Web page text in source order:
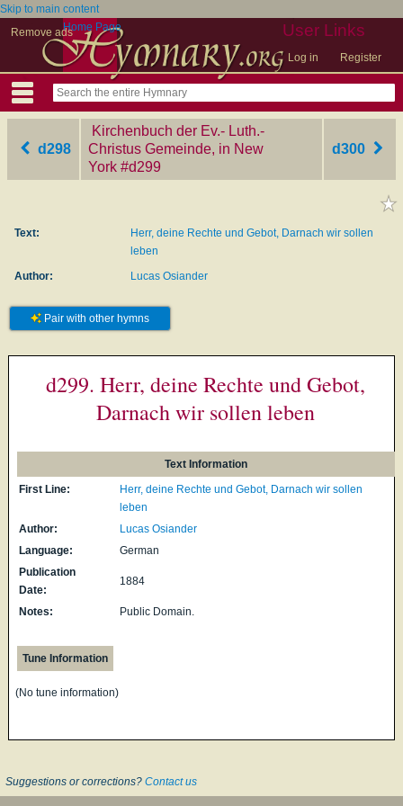
Skip to main content
Remove ads
User Links
Log in Register
Home Page
d298
Kirchenbuch der Ev.- Luth.-
Christus Gemeinde, in New
York ‎#d299
d300
Text:
Herr, deine Rechte und Gebot, Darnach wir sollen
leben
Author:
Lucas Osiander
Pair with other hymns
d299. Herr, deine Rechte und Gebot,
Darnach wir sollen leben
Text Information
First Line:
Herr, deine Rechte und Gebot, Darnach wir sollen
leben
Author:
Lucas Osiander
Language:
German
Publication
Date:
1884
Notes: Public Domain.
Tune Information
(No tune information)
Suggestions or corrections? Contact us